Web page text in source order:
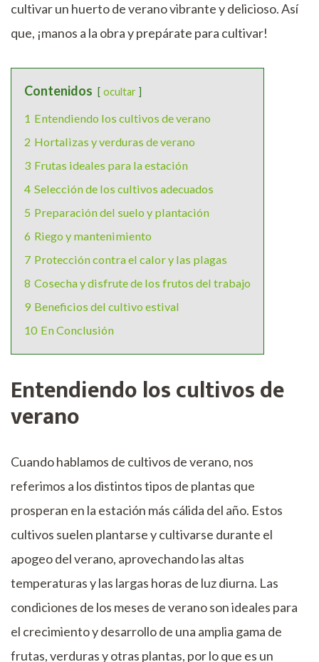
cultivar un huerto de verano vibrante y delicioso. Así
que, ¡manos a la obra y prepárate para cultivar!
Contenidos ocultar
1 Entendiendo los cultivos de verano
2 Hortalizas y verduras de verano
3 Frutas ideales para la estación
4 Selección de los cultivos adecuados
5 Preparación del suelo y plantación
6 Riego y mantenimiento
7 Protección contra el calor y las plagas
8 Cosecha y disfrute de los frutos del trabajo
9 Beneficios del cultivo estival
10 En Conclusión
Entendiendo los cultivos de
verano
Cuando hablamos de cultivos de verano, nos
referimos a los distintos tipos de plantas que
prosperan en la estación más cálida del año. Estos
cultivos suelen plantarse y cultivarse durante el
apogeo del verano, aprovechando las altas
temperaturas y las largas horas de luz diurna. Las
condiciones de los meses de verano son ideales para
el crecimiento y desarrollo de una amplia gama de
frutas, verduras y otras plantas, por lo que es un